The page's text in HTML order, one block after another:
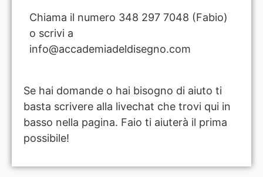
Chiama il numero 348 297 7048 (Fabio)
o scrivi a
info@accademiadeldisegno.com
Se hai domande o hai bisogno di aiuto ti
basta scrivere alla livechat che trovi qui in
basso nella pagina. Faio ti aiuterà il prima
possibile!